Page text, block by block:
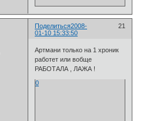
Поделиться 21
2008-
01-10 15:33:50
Артмани только на 1 хроник
работет или вобще
РАБОТАЛА , ЛАЖА !
0